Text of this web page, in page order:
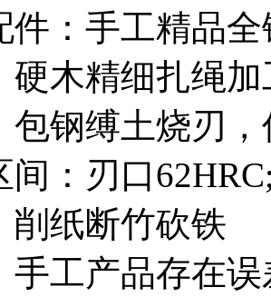
件：手工精品
硬木精细扎绳
包钢缚土烧刃
间：刃口
削纸断竹砍铁
手工产品存在